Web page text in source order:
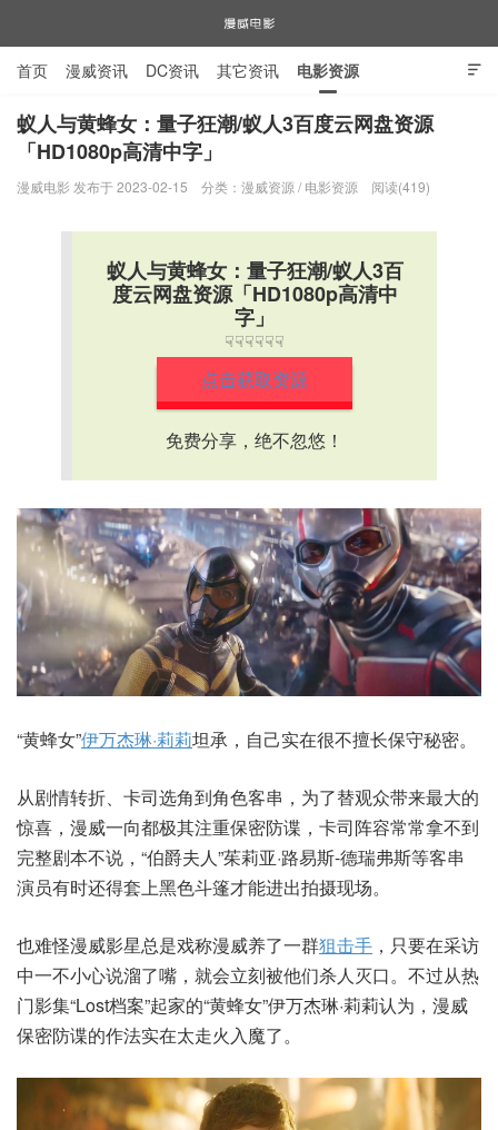
漫威电影

首页 漫威资讯 DC资讯 其它资讯 电影资源
电视剧资源 漫威图片
蚁人与黄蜂女：量子狂潮/蚁人3百度云网盘资源
「HD1080p高清中字」
漫威电影 发布于 2023-02-15 分类： 漫威资源 / 电影资源 阅读(419)
蚁人与黄蜂女：量子狂潮/蚁人3百
度云网盘资源「HD1080p高清中
字」
☟☟☟☟☟☟
点击获取资源
免费分享，绝不忽悠！
“黄蜂女”伊万杰琳·莉莉坦承，自己实在很不擅长保守秘密。
从剧情转折、卡司选角到角色客串，为了替观众带来最大的
惊喜，漫威一向都极其注重保密防谍，卡司阵容常常拿不到
完整剧本不说，“伯爵夫人”茱莉亚·路易斯-德瑞弗斯等客串
演员有时还得套上黑色斗篷才能进出拍摄现场。
也难怪漫威影星总是戏称漫威养了一群狙击手 ，只要在采访
中一不小心说溜了嘴，就会立刻被他们杀人灭口。不过从热
门影集“Lost档案”起家的“黄蜂女”伊万杰琳·莉莉认为，漫威
保密防谍的作法实在太走火入魔了。